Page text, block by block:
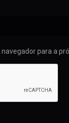
para a